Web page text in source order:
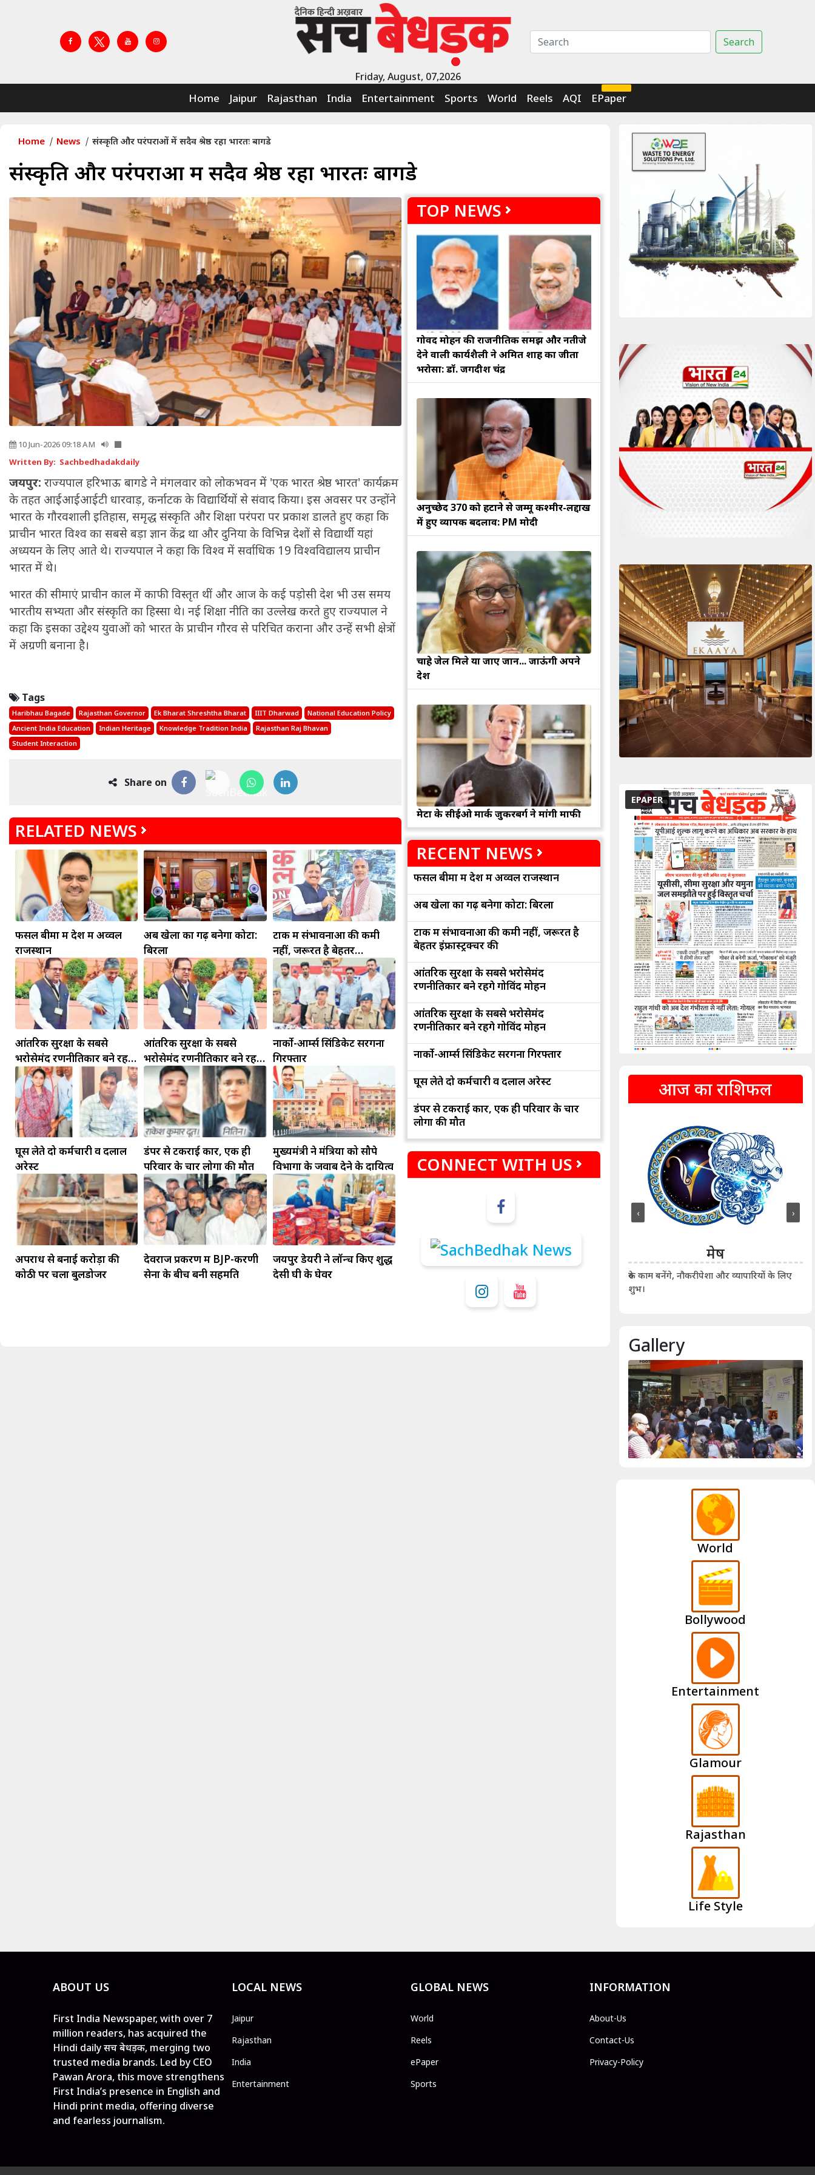
Friday, August, 07,2026
Search
Home Jaipur Rajasthan India Entertainment Sports World Reels AQI EPaper
Home News संस्कृति और परंपराओं में सदैव श्रेष्ठ रहा भारतः बागडे
संस्कृति और परंपराओं में सदैव श्रेष्ठ रहा भारतः बागडे
10 Jun-2026 09:18 AM
Written By: Sachbedhadakdaily
जयपुर: राज्यपाल हरिभाऊ बागडे ने मंगलवार को लोकभवन में 'एक भारत श्रेष्ठ भारत' कार्यक्रम
के तहत आईआईआईटी धारवाड़, कर्नाटक के विद्यार्थियों से संवाद किया। इस अवसर पर उन्होंने
भारत के गौरवशाली इतिहास, समृद्ध संस्कृति और शिक्षा परंपरा पर प्रकाश डालते हुए कहा कि
प्राचीन भारत विश्व का सबसे बड़ा ज्ञान केंद्र था और दुनिया के विभिन्न देशों से विद्यार्थी यहां
अध्ययन के लिए आते थे। राज्यपाल ने कहा कि विश्व में सर्वाधिक 19 विश्वविद्यालय प्राचीन
भारत में थे।
भारत की सीमाएं प्राचीन काल में काफी विस्तृत थीं और आज के कई पड़ोसी देश भी उस समय
भारतीय सभ्यता और संस्कृति का हिस्सा थे। नई शिक्षा नीति का उल्लेख करते हुए राज्यपाल ने
कहा कि इसका उद्देश्य युवाओं को भारत के प्राचीन गौरव से परिचित कराना और उन्हें सभी क्षेत्रों
में अग्रणी बनाना है।
Tags
Haribhau Bagade Rajasthan Governor Ek Bharat Shreshtha Bharat IIIT Dharwad
National Education Policy
Ancient India Education
Indian Heritage Knowledge Tradition India
Rajasthan Raj Bhavan
Student Interaction
Share on
RELATED NEWS
फसल बीमा में देश में अव्वल
राजस्थान
अब खेलों का गढ़ बनेगा कोटा:
बिरला
टोंक में संभावनाओं की कमी
नहीं, जरूरत है बेहतर
इंफ्रास्ट्रक्चर की
आंतरिक सुरक्षा के सबसे
भरोसेमंद रणनीतिकार बने रहेंगे
गोविंद मोहन
आंतरिक सुरक्षा के सबसे
भरोसेमंद रणनीतिकार बने रहेंगे
गोविंद मोहन
नार्को-आर्म्स सिंडिकेट सरगना
गिरफ्तार
घूस लेते दो कर्मचारी व दलाल
अरेस्ट
डंपर से टकराई कार, एक ही
परिवार के चार लोगों की मौत
मुख्यमंत्री ने मंत्रियों को सौपे
विभागों के जवाब देने के दायित्व
अपराध से बनाई करोड़ों की
कोठी पर चला बुलडोजर
देवराज प्रकरण में BJP-करणी
सेना के बीच बनी सहमति
जयपुर डेयरी ने लॉन्च किए शुद्ध
देसी घी के घेवर
TOP NEWS
गोविंद मोहन की राजनीतिक समझ और नतीजे
देने वाली कार्यशैली ने अमित शाह का जीता
भरोसा: डॉ. जगदीश चंद्र
अनुच्छेद 370 को हटाने से जम्मू कश्मीर-लद्दाख
में हुए व्यापक बदलाव: PM मोदी
चाहे जेल मिले या जाए जान... जाऊंगी अपने
देश
मेटा के सीईओ मार्क जुकरबर्ग ने मांगी माफी
RECENT NEWS
फसल बीमा में देश में अव्वल राजस्थान
अब खेलों का गढ़ बनेगा कोटा: बिरला
टोंक में संभावनाओं की कमी नहीं, जरूरत है
बेहतर इंफ्रास्ट्रक्चर की
आंतरिक सुरक्षा के सबसे भरोसेमंद
रणनीतिकार बने रहेंगे गोविंद मोहन
आंतरिक सुरक्षा के सबसे भरोसेमंद
रणनीतिकार बने रहेंगे गोविंद मोहन
नार्को-आर्म्स सिंडिकेट सरगना गिरफ्तार
घूस लेते दो कर्मचारी व दलाल अरेस्ट
डंपर से टकराई कार, एक ही परिवार के चार
लोगों की मौत
CONNECT WITH US
EPAPER
आज का राशिफल
धनु
बड़ी डील हाथ लग सकती
मकर
सुखद पलों की प्राप्ति होगी। फिजूल के खर्चे बढ़ेंगे,
सुख सुविधाओं में इजाफा होगा।
कुंभ
धनलाभ के अवसरों में वृद्धि के साथ अपनी योजनाओं
पर काम करते रहे।
संभलकर रहे, जल्दबाजी नहीं दिखाए। कानूनी वाद-
विवादों से बचे।
मेष
रुके काम बनेंगे, नौकरीपेशा और व्यापारियों के लिए
शुभ।
‹ ›
Gallery
World
Bollywood
Entertainment
Glamour
Rajasthan
Life Style
ABOUT US
First India Newspaper, with over 7
million readers, has acquired the
Hindi daily सच बेधड़क, merging two
trusted media brands. Led by CEO
Pawan Arora, this move strengthens
First India’s presence in English and
Hindi print media, offering diverse
and fearless journalism.
LOCAL NEWS
Jaipur
Rajasthan
India
Entertainment
GLOBAL NEWS
World
Reels
ePaper
Sports
INFORMATION
About-Us
Contact-Us
Privacy-Policy